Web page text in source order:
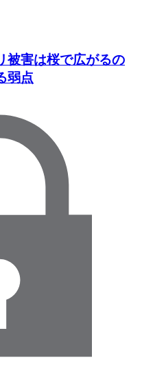
被害は桜で広がるの
弱点